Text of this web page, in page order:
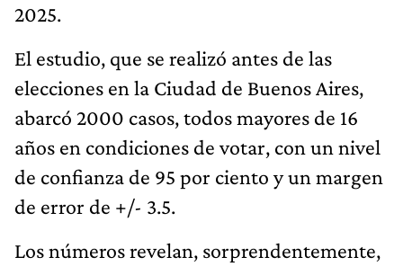
2025.
El estudio, que se realizó antes de las
elecciones en la Ciudad de Buenos Aires,
abarcó 2000 casos, todos mayores de 16
años en condiciones de votar, con un nivel
de confianza de 95 por ciento y un margen
de error de +/- 3.5.
Los números revelan, sorprendentemente,